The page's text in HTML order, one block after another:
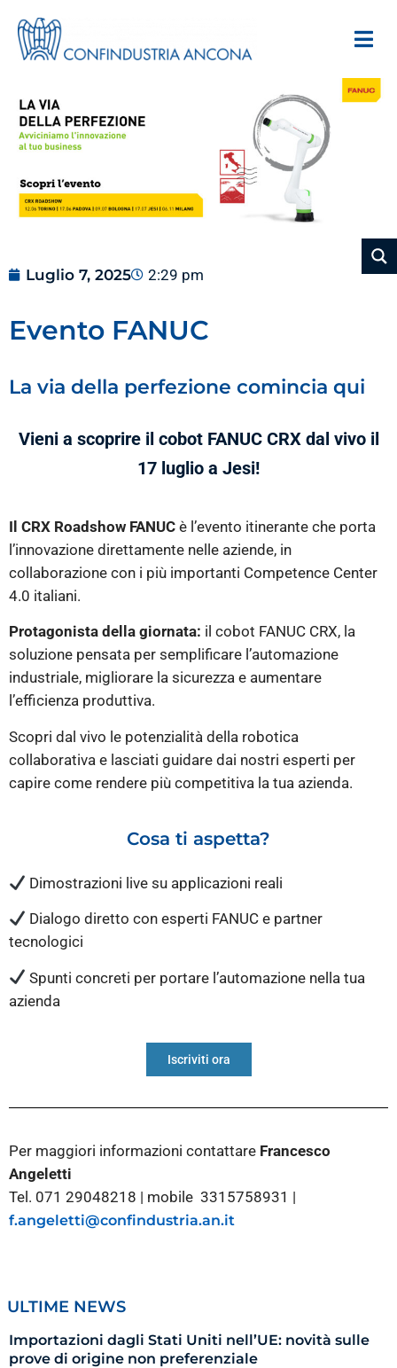
Luglio 7, 2025 2:29 pm
Evento FANUC
La via della perfezione comincia qui
Vieni a scoprire il cobot FANUC CRX dal vivo il
17 luglio a Jesi!
Il CRX Roadshow FANUC è l’evento itinerante che porta
l’innovazione direttamente nelle aziende, in
collaborazione con i più importanti Competence Center
4.0 italiani.
Protagonista della giornata: il cobot FANUC CRX, la
soluzione pensata per semplificare l’automazione
industriale, migliorare la sicurezza e aumentare
l’efficienza produttiva.
Scopri dal vivo le potenzialità della robotica
collaborativa e lasciati guidare dai nostri esperti per
capire come rendere più competitiva la tua azienda.
Cosa ti aspetta?
Dimostrazioni live su applicazioni reali
Dialogo diretto con esperti FANUC e partner
tecnologici
Spunti concreti per portare l’automazione nella tua
azienda
Iscriviti ora
Per maggiori informazioni contattare Francesco
Angeletti
Tel. 071 29048218 | mobile 3315758931 |
f.angeletti@confindustria.an.it
ULTIME NEWS
Importazioni dagli Stati Uniti nell’UE: novità sulle
prove di origine non preferenziale